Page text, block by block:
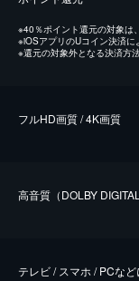
※40％ポイント還元の対象は
※iOSアプリのUコイン決済に
※還元の対象外となる決済方
フルHD画質 / 4K画質
⾼⾳質（DOLBY
テレビ / スマホ / PCな